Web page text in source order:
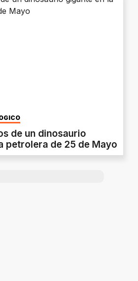
de un dinosaurio
petrolera de 25 de Mayo